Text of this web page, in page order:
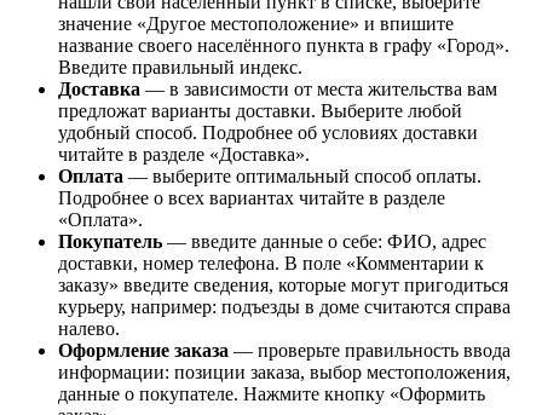
значение «Другое местоположение» и впишите
название своего населённого пункта в графу «Город».
Введите правильный индекс.
Доставка — в зависимости от места жительства вам
предложат варианты доставки. Выберите любой
удобный способ. Подробнее об условиях доставки
читайте в разделе «Доставка».
Оплата — выберите оптимальный способ оплаты.
Подробнее о всех вариантах читайте в разделе
«Оплата».
Покупатель — введите данные о себе: ФИО, адрес
доставки, номер телефона. В поле «Комментарии к
заказу» введите сведения, которые могут пригодиться
курьеру, например: подъезды в доме считаются справа
налево.
Оформление заказа — проверьте правильность ввода
информации: позиции заказа, выбор местоположения,
данные о покупателе. Нажмите кнопку «Оформить